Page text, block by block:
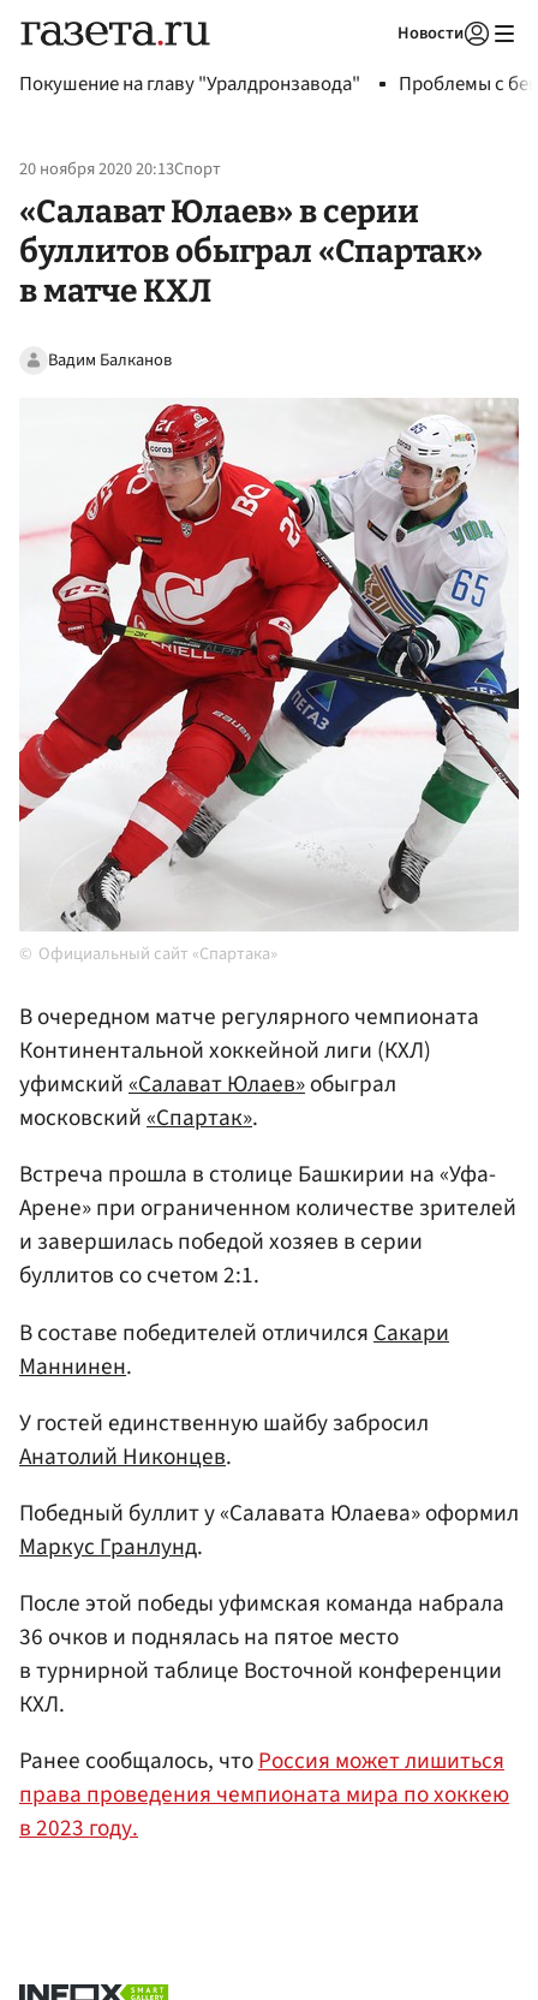
Новости
Покушение на главу "Уралдронзавода" Проблемы с
20 ноября 2020 20:13Спорт
«Салават Юлаев» в серии
буллитов обыграл «Спартак»
в матче КХЛ
Вадим Балканов
Официальный сайт «Спартака»
В очередном матче регулярного чемпионата
Континентальной хоккейной лиги (КХЛ)
уфимский«Салават Юлаев»обыграл
московский«Спартак».
Встреча прошла в столице Башкирии на «Уфа-
Арене» при ограниченном количестве зрителей
и завершилась победой хозяев в серии
буллитов со счетом 2:1.
В составе победителей отличился Сакари
Маннинен.
У гостей единственную шайбу забросил
Анатолий Никонцев.
Победный буллит у «Салавата Юлаева» оформил
Маркус Гранлунд.
После этой победы уфимская команда набрала
36 очков и поднялась на пятое место
в турнирной таблице Восточной конференции
КХЛ.
Ранее сообщалось, чтоРоссия может лишиться
права проведения чемпионата мира по хоккею
в 2023 году.